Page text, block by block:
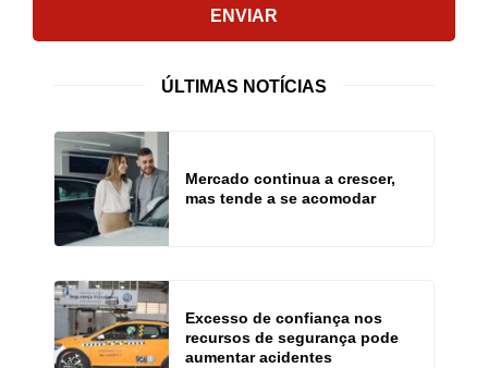
ENVIAR
ÚLTIMAS NOTÍCIAS
Mercado continua a crescer,
mas tende a se acomodar
Excesso de confiança nos
recursos de segurança pode
aumentar acidentes